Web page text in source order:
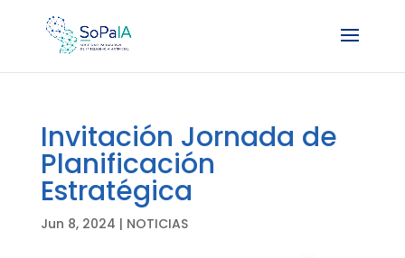
Invitación Jornada de
Planificación
Estratégica
Jun 8, 2024 | NOTICIAS